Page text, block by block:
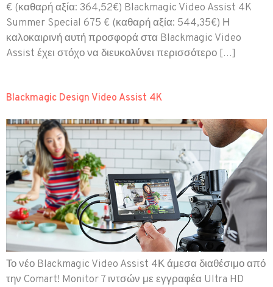
€ (καθαρή αξία: 364,52€) Blackmagic Video Assist 4K
Summer Special 675 € (καθαρή αξία: 544,35€) Η
καλοκαιρινή αυτή προσφορά στα Blackmagic Video
Assist έχει στόχο να διευκολύνει περισσότερο […]
Blackmagic Design Video Assist 4K
Το νέο Blackmagic Video Assist 4Κ άμεσα διαθέσιμο από
την Comart! Monitor 7 ιντσών με εγγραφέα Ultra HD